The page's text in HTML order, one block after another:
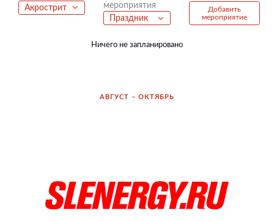
Акрострит
мероприятия
Праздник
Добавить
мероприятие
Ничего не запланировано
АВГУСТ – ОКТЯБРЬ